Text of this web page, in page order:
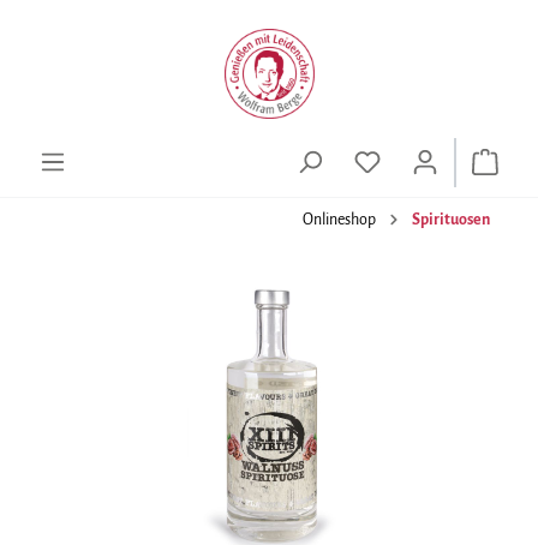
Onlineshop Spirituosen